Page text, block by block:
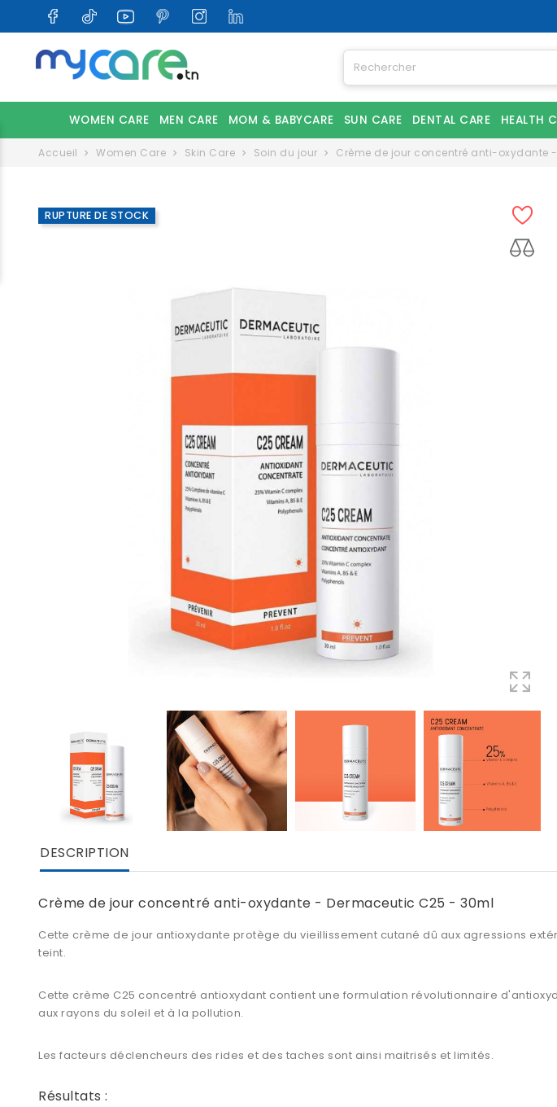
WOMEN CARE MEN CARE MOM & BABYCARE SUN CARE DENTAL CARE HEALTH
Accueil Women Care Skin Care Soin du jour Crème de jour concentré anti-oxydante
RUPTURE DE STOCK
DESCRIPTION
Crème de jour concentré anti-oxydante - Dermaceutic C25 - 30ml
Cette crème de jour antioxydante protège du vieillissement cutané dû aux agressions
teint.
Cette crème C25 concentré antioxydant contient une formulation révolutionnaire
aux rayons du soleil et à la pollution.
Les facteurs déclencheurs des rides et des taches sont ainsi maitrisés et limités.
Résultats :